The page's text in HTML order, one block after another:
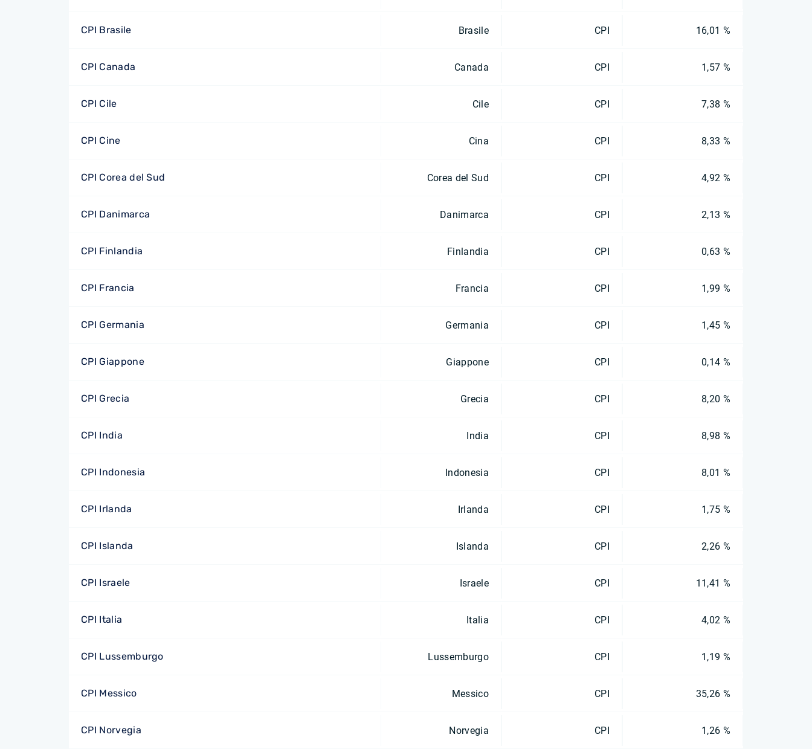
CPI Brasile Brasile CPI 16,01 %
CPI Canada Canada CPI 1,57 %
CPI Cile Cile CPI 7,38 %
CPI Cine Cina CPI 8,33 %
CPI Corea del Sud Corea del Sud CPI 4,92 %
CPI Danimarca Danimarca CPI 2,13 %
CPI Finlandia Finlandia CPI 0,63 %
CPI Francia Francia CPI 1,99 %
CPI Germania Germania CPI 1,45 %
CPI Giappone Giappone CPI 0,14 %
CPI Grecia Grecia CPI 8,20 %
CPI India India CPI 8,98 %
CPI Indonesia Indonesia CPI 8,01 %
CPI Irlanda Irlanda CPI 1,75 %
CPI Islanda Islanda CPI 2,26 %
CPI Israele Israele CPI 11,41 %
CPI Italia Italia CPI 4,02 %
CPI Lussemburgo Lussemburgo CPI 1,19 %
CPI Messico Messico CPI 35,26 %
CPI Norvegia Norvegia CPI 1,26 %